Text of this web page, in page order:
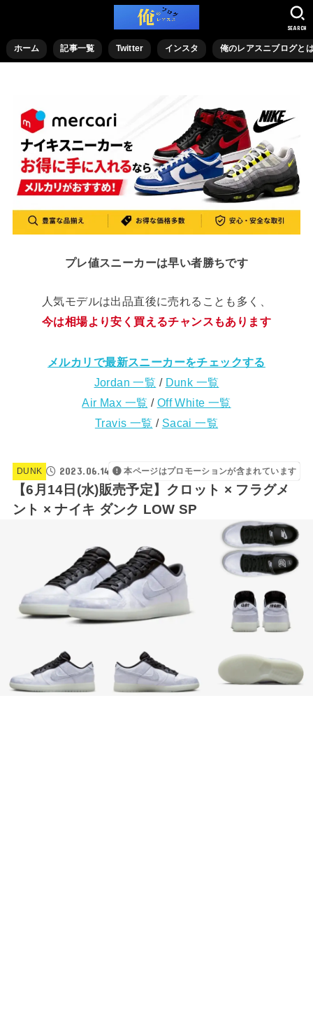
ホーム 記事一覧 Twitter インスタ 俺のレアスニブログと
SEARCH
プレ値スニーカーは早い者勝ちです
人気モデルは出品直後に売れることも多く、
今は相場より安く買えるチャンスもあります
メルカリで最新スニーカーをチェックする
Jordan 一覧 / Dunk 一覧
Air Max 一覧 / Off White 一覧
Travis 一覧 / Sacai 一覧
DUNK 2023.06.14 本ページはプロモーションが含まれています
【6月14日(水)販売予定】クロット × フラグメ
ント × ナイキ ダンク LOW SP